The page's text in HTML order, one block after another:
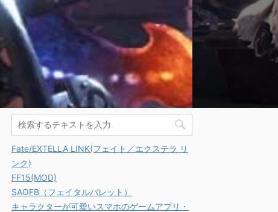
Fate/EXTELLA LINK(フェイト／エクステラ リ
ンク)
FF15(MOD)
SAOFB（フェイタルバレット）
キャラクターが可愛いスマホのゲームアプリ・